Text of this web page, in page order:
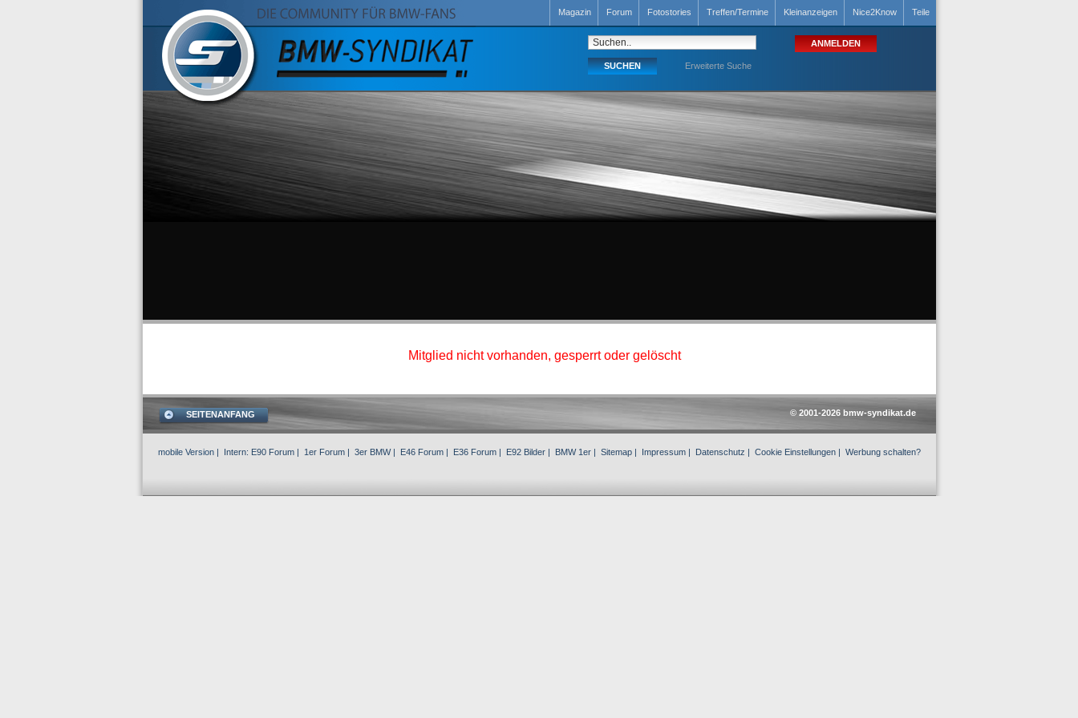
Magazin Forum Fotostories Treffen/Termine Kleinanzeigen Nice2Know Teile
Erweiterte Suche
Mitglied nicht vorhanden, gesperrt oder gelöscht
SEITENANFANG © 2001-2026 bmw-syndikat.de
mobile Version | Intern: E90 Forum | 1er Forum | 3er BMW| E46 Forum | E36 Forum | E92 Bilder | BMW 1er | Sitemap | Impressum | Datenschutz | Cookie Einstellungen | Werbung schalten?